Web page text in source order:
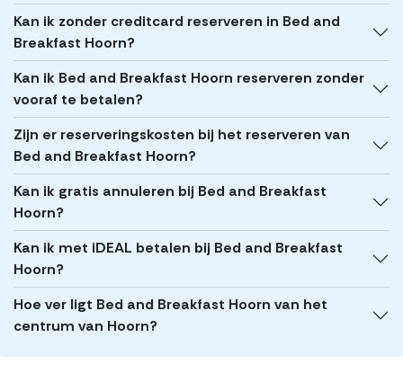
Kan ik zonder creditcard reserveren in Bed and
Breakfast Hoorn?
Kan ik Bed and Breakfast Hoorn reserveren zonder
vooraf te betalen?
Zijn er reserveringskosten bij het reserveren van
Bed and Breakfast Hoorn?
Kan ik gratis annuleren bij Bed and Breakfast
Hoorn?
Kan ik met iDEAL betalen bij Bed and Breakfast
Hoorn?
Hoe ver ligt Bed and Breakfast Hoorn van het
centrum van Hoorn?